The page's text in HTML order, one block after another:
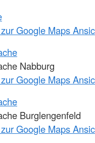
Google Maps
Nabburg
Google Maps
Burglengenfeld
Google Maps